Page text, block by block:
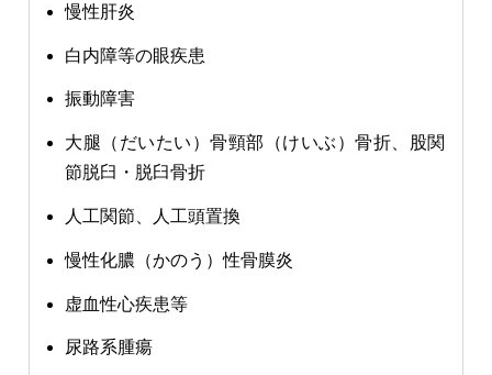
慢性肝炎
白内障等の眼疾患
振動障害
大腿（だいたい）骨頸部（けいぶ）骨折、股関
節脱臼・脱臼骨折
人工関節、人工頭置換
慢性化膿（かのう）性骨膜炎
虚血性心疾患等
尿路系腫瘍